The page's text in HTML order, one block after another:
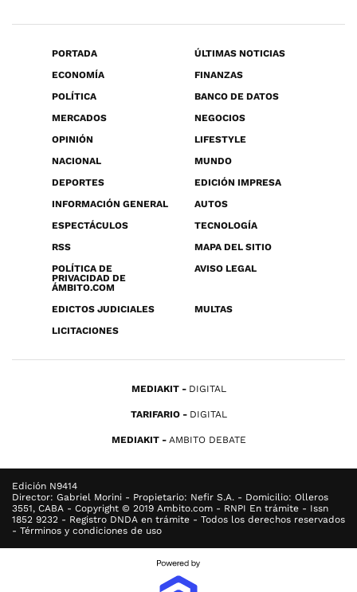
PORTADA
ÚLTIMAS NOTICIAS
ECONOMÍA
FINANZAS
POLÍTICA
BANCO DE DATOS
MERCADOS
NEGOCIOS
OPINIÓN
LIFESTYLE
NACIONAL
MUNDO
DEPORTES
EDICIÓN IMPRESA
INFORMACIÓN GENERAL
AUTOS
ESPECTÁCULOS
TECNOLOGÍA
RSS
MAPA DEL SITIO
POLÍTICA DE
PRIVACIDAD DE
ÁMBITO.COM
AVISO LEGAL
EDICTOS JUDICIALES
MULTAS
LICITACIONES
MEDIAKIT DIGITAL
TARIFARIO DIGITAL
MEDIAKIT AMBITO DEBATE
Edición N9414
Director: Gabriel Morini - Propietario: Nefir S.A. - Domicilio: Olleros
3551, CABA - Copyright © 2019 Ambito.com - RNPI En trámite - Issn
1852 9232 - Registro DNDA en trámite - Todos los derechos reservados
- Términos y condiciones de uso